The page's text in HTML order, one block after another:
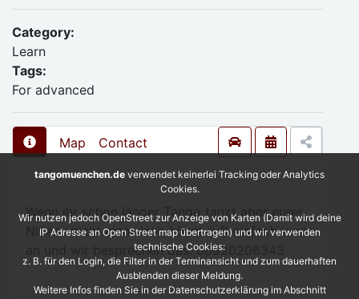
Category:
Learn
Tags:
For advanced
Map Contact
Wenn ihr schon länger Tango tanzt aber eurer
Niveau nicht einordnen könnt ruft einfach kurz
an und wir besprechen das. 08920206343
tangomuenchen.de verwendet keinerlei Tracking oder Analytics
Cookies.
Wir nutzen jedoch OpenStreet zur Anzeige von Karten (Damit wird deine
IP Adresse an Open Street map übertragen) und wir verwenden
technische Cookies:
z. B. für den Login, die Filter in der Terminansicht und zum dauerhaften
Ausblenden dieser Meldung.
Weitere Infos finden Sie in der Datenschutzerklärung im Abschnitt